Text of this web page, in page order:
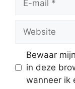
mail
Bewaar
in deze
wanneer ik